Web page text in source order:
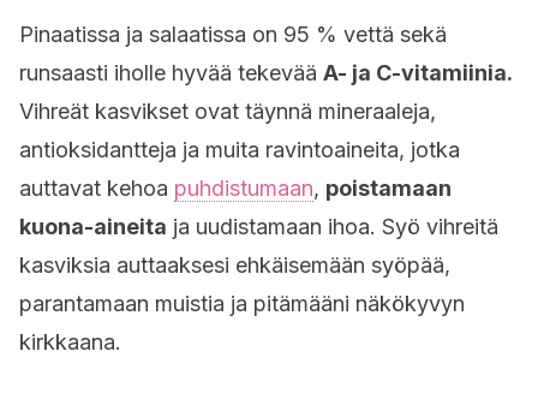
Pinaatissa ja salaatissa on 95 % vettä sekä
runsaasti iholle hyvää tekevää A- ja C-vitamiinia.
Vihreät kasvikset ovat täynnä mineraaleja,
antioksidantteja ja muita ravintoaineita, jotka
auttavat kehoa puhdistumaan, poistamaan
kuona-aineita ja uudistamaan ihoa. Syö vihreitä
kasviksia auttaaksesi ehkäisemään syöpää,
parantamaan muistia ja pitämääni näkökyvyn
kirkkaana.